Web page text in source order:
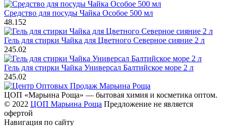
Средство для посуды Чайка Особое 500 мл
48.152
Гель для стирки Чайка для Цветного Северное сияние 2 л
245.02
Гель для стирки Чайка Универсал Балтийское море 2 л
245.02
ЦОП «Марьина Роща» — бытовая химия и косметика оптом.
© 2022 ЦОП Марьина Роща Предложение не является
офертой
Навигация по сайту